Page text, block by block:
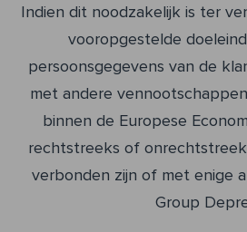
Indien dit noodzakelijk is ter
vooropgestelde
persoonsgegevens van de
met andere
binnen de Europese
rechtstreeks of
verbonden zijn of met enige
Group